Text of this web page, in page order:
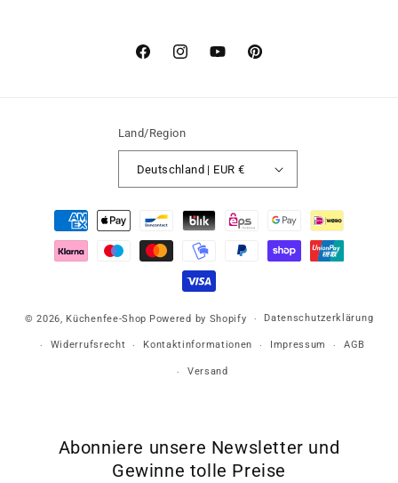
FacebookInstagramYouTubePinterest
Land/Region
Deutschland | EUR €
Zahlungsmethoden
© 2026, Küchenfee-Shop Powered by Shopify Datenschutzerklärung
Widerrufsrecht Kontaktinformationen Impressum AGB
Versand
Abonniere unsere Newsletter und
Gewinne tolle Preise